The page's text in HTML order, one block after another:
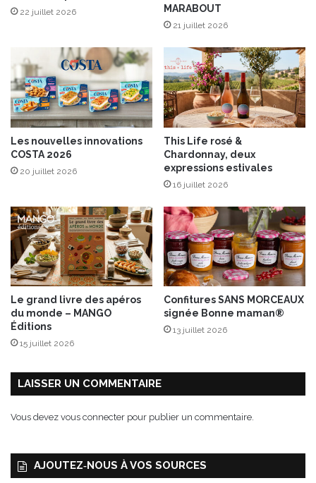
t
s
22 juillet 2026
MARABOUT
21 juillet 2026
Les nouvelles innovations
COSTA 2026
20 juillet 2026
This Life rosé &
Chardonnay, deux
expressions estivales
16 juillet 2026
Le grand livre des apéros
du monde – MANGO
Éditions
15 juillet 2026
Confitures SANS MORCEAUX
signée Bonne maman®
13 juillet 2026
LAISSER UN COMMENTAIRE
Vous devez vous connecter pour publier un commentaire.
AJOUTEZ‑NOUS À VOS SOURCES